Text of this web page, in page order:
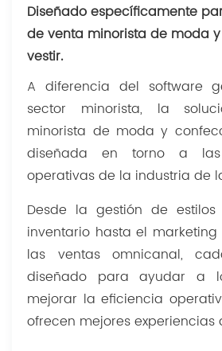
Diseñado específicamente
de venta minorista de moda
vestir.
A diferencia del software
sector minorista, la
minorista de moda y
diseñada en torno a las
operativas de la industria de
Desde la gestión de
inventario hasta el
las ventas omnicanal,
diseñado para ayudar a
mejorar la eficiencia
ofrecen mejores experiencias